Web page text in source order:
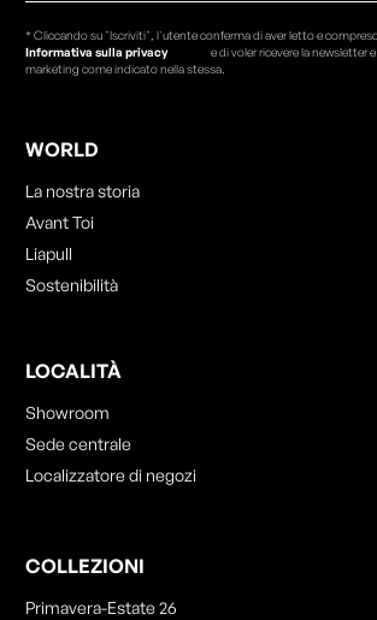
* Cliccando su "Iscriviti", l'utente conferma di aver letto e
Informativa sulla privacy
e di voler ricevere la newsletter
marketing come indicato nella stessa.
WORLD
La nostra storia
Avant Toi
Liapull
Sostenibilità
LOCALITÀ
Showroom
Sede centrale
Localizzatore di negozi
COLLEZIONI
Primavera-Estate 26